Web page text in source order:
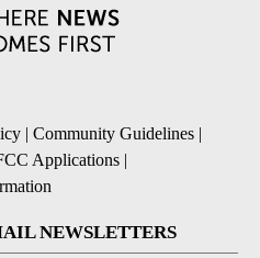
| Community Guidelines |
Applications |
NEWSLETTERS